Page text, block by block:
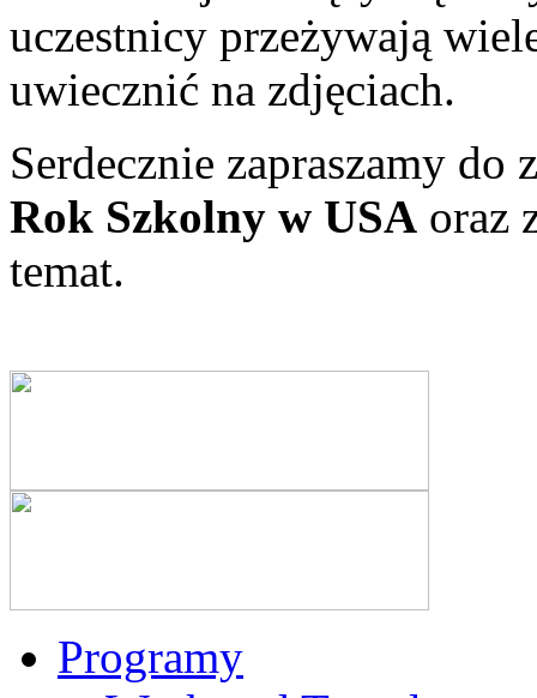
uczestnicy przeżywają
uwiecznić na zdjęciach.
Serdecznie zapraszamy do
Rok Szkolny w USA oraz
temat.
Programy